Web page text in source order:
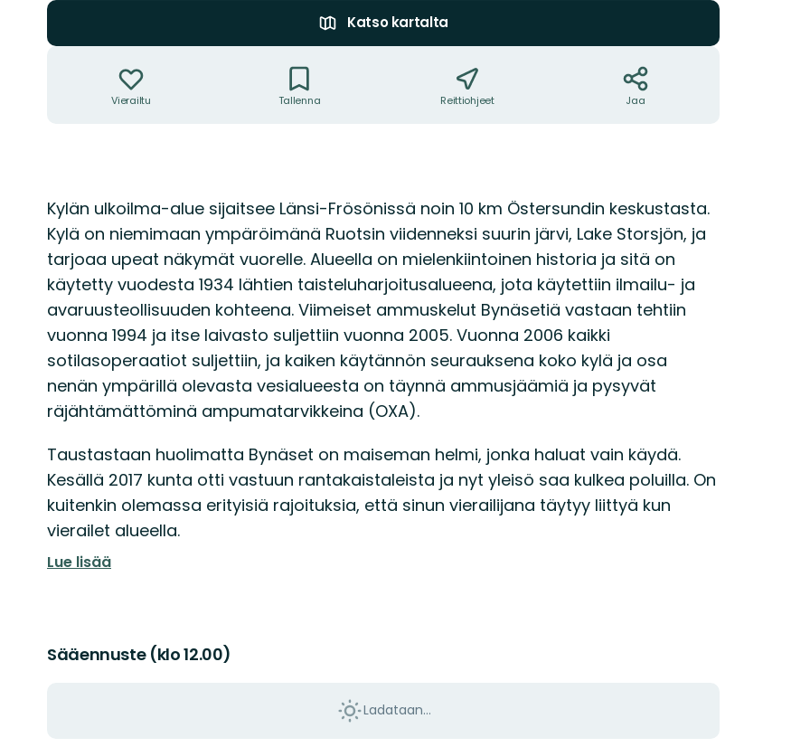
Katso kartalta
Vierailtu Tallenna Reittiohjeet Jaa
Kuvaus
Kylän ulkoilma-alue sijaitsee Länsi-Frösönissä noin 10 km Östersundin keskustasta.
Kylä on niemimaan ympäröimänä Ruotsin viidenneksi suurin järvi, Lake Storsjön, ja
tarjoaa upeat näkymät vuorelle. Alueella on mielenkiintoinen historia ja sitä on
käytetty vuodesta 1934 lähtien taisteluharjoitusalueena, jota käytettiin ilmailu- ja
avaruusteollisuuden kohteena. Viimeiset ammuskelut Bynäsetiä vastaan tehtiin
vuonna 1994 ja itse laivasto suljettiin vuonna 2005. Vuonna 2006 kaikki
sotilasoperaatiot suljettiin, ja kaiken käytännön seurauksena koko kylä ja osa
nenän ympärillä olevasta vesialueesta on täynnä ammusjäämiä ja pysyvät
räjähtämättöminä ampumatarvikkeina (OXA).
Taustastaan huolimatta Bynäset on maiseman helmi, jonka haluat vain käydä.
Kesällä 2017 kunta otti vastuun rantakaistaleista ja nyt yleisö saa kulkea poluilla. On
kuitenkin olemassa erityisiä rajoituksia, että sinun vierailijana täytyy liittyä kun
vierailet alueella.
Lue lisää
Sääennuste (klo 12.00)
Ladataan…